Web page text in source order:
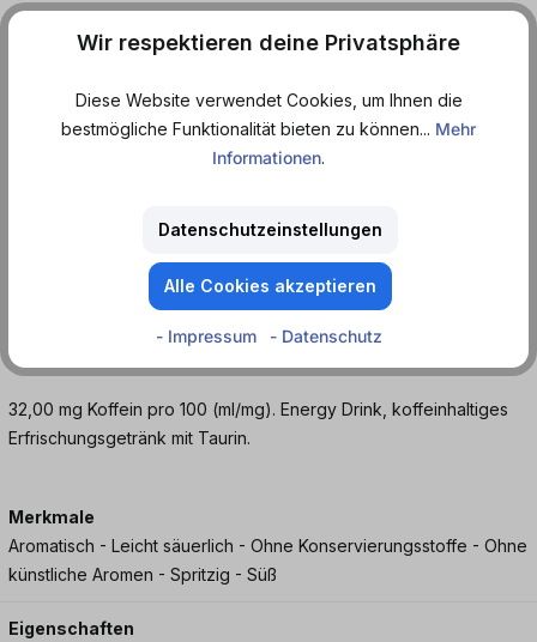
Egal, ob du nach einer neuen Geschmackserfahrung suchst oder
Getränk wird dich mit seiner Fruchtigkeit und dezenten Süße
begeistern. Und das Beste ist, du kannst es unkompliziert online
bei dosenmatrosen.de bestellen.
einzigartigen Geschmack von Flying Horse. Dieses Getränk ist
nicht nur erfrischend, sondern auch überraschend vielseitig und
genau richtig, wenn du es leicht trocken und nicht zu süß magst.
Schluck.
32,00 mg Koffein pro 100 (ml/mg). Energy Drink, koffeinhaltiges
Erfrischungsgetränk mit Taurin.
Merkmale
Aromatisch - Leicht säuerlich - Ohne Konservierungsstoffe - Ohne
künstliche Aromen - Spritzig - Süß
Eigenschaften
Wir respektieren deine Privatsphäre
Diese Website verwendet Cookies, um Ihnen die
bestmögliche Funktionalität bieten zu können... Mehr
Informationen.
Datenschutzeinstellungen
Alle Cookies akzeptieren
- Impressum - Datenschutz